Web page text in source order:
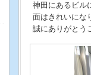
神田にあるビル
面はきれいにな
誠にありがとう